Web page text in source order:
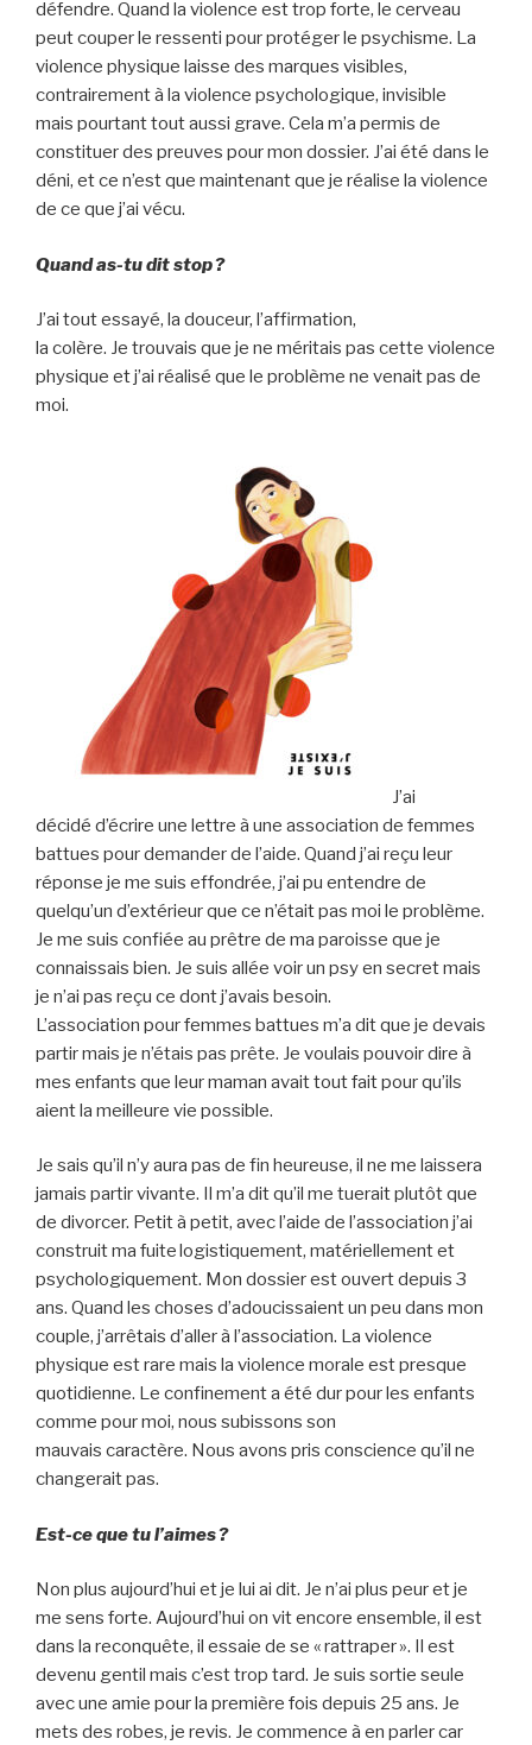
défendre. Quand la violence est trop forte, le cerveau
peut couper le ressenti pour protéger le psychisme. La
violence physique laisse des marques visibles,
contrairement à la violence psychologique, invisible
mais pourtant tout aussi grave. Cela m’a permis de
constituer des preuves pour mon dossier. J’ai été dans le
déni, et ce n’est que maintenant que je réalise la violence
de ce que j’ai vécu.
Quand as-tu dit stop ?
J’ai tout essayé, la douceur, l’affirmation,
la colère. Je trouvais que je ne méritais pas cette violence
physique et j’ai réalisé que le problème ne venait pas de
moi.
J’ai
décidé d’écrire une lettre à une association de femmes
battues pour demander de l’aide. Quand j’ai reçu leur
réponse je me suis effondrée, j’ai pu entendre de
quelqu’un d’extérieur que ce n’était pas moi le problème.
Je me suis confiée au prêtre de ma paroisse que je
connaissais bien. Je suis allée voir un psy en secret mais
je n’ai pas reçu ce dont j’avais besoin.
L’association pour femmes battues m’a dit que je devais
partir mais je n’étais pas prête. Je voulais pouvoir dire à
mes enfants que leur maman avait tout fait pour qu’ils
aient la meilleure vie possible.
Je sais qu’il n’y aura pas de fin heureuse, il ne me laissera
jamais partir vivante. Il m’a dit qu’il me tuerait plutôt que
de divorcer. Petit à petit, avec l’aide de l’association j’ai
construit ma fuite logistiquement, matériellement et
psychologiquement. Mon dossier est ouvert depuis 3
ans. Quand les choses d’adoucissaient un peu dans mon
couple, j’arrêtais d’aller à l’association. La violence
physique est rare mais la violence morale est presque
quotidienne. Le confinement a été dur pour les enfants
comme pour moi, nous subissons son
mauvais caractère. Nous avons pris conscience qu’il ne
changerait pas.
Est-ce que tu l’aimes ?
Non plus aujourd’hui et je lui ai dit. Je n’ai plus peur et je
me sens forte. Aujourd’hui on vit encore ensemble, il est
dans la reconquête, il essaie de se « rattraper ». Il est
devenu gentil mais c’est trop tard. Je suis sortie seule
avec une amie pour la première fois depuis 25 ans. Je
mets des robes, je revis. Je commence à en parler car